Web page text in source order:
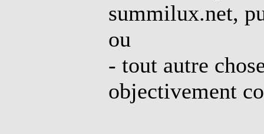
summilux.net,
ou
- tout autre
objectivement